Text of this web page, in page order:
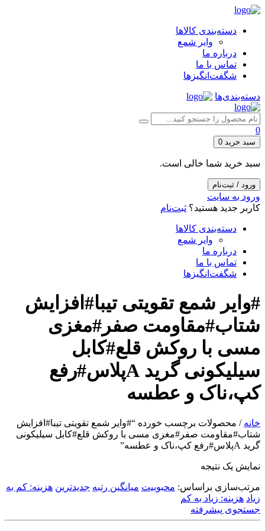
دسته‌بندی کالاها
وایر شمع
درباره ما
تماس با ما
شگفت‌انگیزها
دسته‌بندی‌ها
0
سبد خرید 0
سبد خرید شما خالی است.
ورود / ثبت‌نام
ورود به سایت
کاربر جدید هستید؟ ثبت‌نام
دسته‌بندی کالاها
وایر شمع
درباره ما
تماس با ما
شگفت‌انگیزها
#وایر شمع تقویتی تیبا#افزایش
شتاب#مقاومت صفر#مغزی
مسی با روکش قلع#کابل
سیلیکونی گرید Aپلاس#رفع
کپ،ناک و عطسه
خانه / محصولات برچسب خورده “#وایر شمع تقویتی تیبا#افزایش
شتاب#مقاومت صفر#مغزی مسی با روکش قلع#کابل سیلیکونی
گرید Aپلاس#رفع کپ،ناک و عطسه”
نمایش یک نتیجه
مرتب‌سازی براساس: محبوبیت میانگین رتبه جدیدترین هزینه: کم به
زیاد هزینه: زیاد به کم
جستجوی پیشرفته